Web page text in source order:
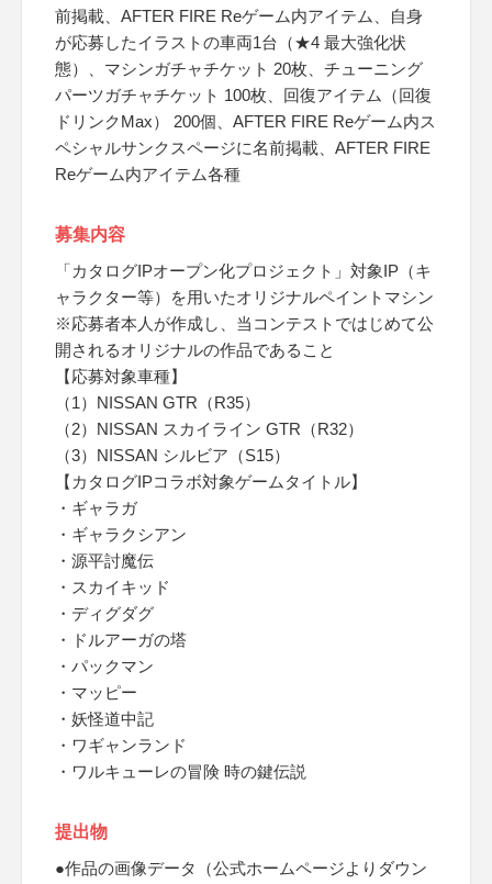
前掲載、AFTER FIRE Reゲーム内アイテム、自身
が応募したイラストの車両1台（★4 最大強化状
態）、マシンガチャチケット 20枚、チューニング
パーツガチャチケット 100枚、回復アイテム（回復
ドリンクMax） 200個、AFTER FIRE Reゲーム内ス
ペシャルサンクスページに名前掲載、AFTER FIRE
Reゲーム内アイテム各種
募集内容
「カタログIPオープン化プロジェクト」対象IP（キ
ャラクター等）を用いたオリジナルペイントマシン
※応募者本人が作成し、当コンテストではじめて公
開されるオリジナルの作品であること
【応募対象車種】
（1）NISSAN GTR（R35）
（2）NISSAN スカイライン GTR（R32）
（3）NISSAN シルビア（S15）
【カタログIPコラボ対象ゲームタイトル】
・ギャラガ
・ギャラクシアン
・源平討魔伝
・スカイキッド
・ディグダグ
・ドルアーガの塔
・パックマン
・マッピー
・妖怪道中記
・ワギャンランド
・ワルキューレの冒険 時の鍵伝説
提出物
●作品の画像データ（公式ホームページよりダウン